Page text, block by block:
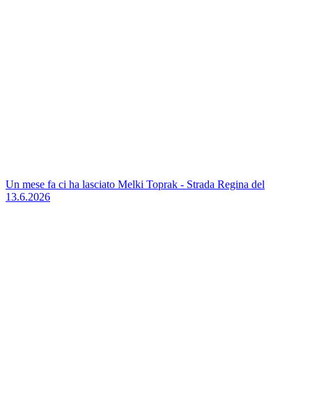
Un mese fa ci ha lasciato Melki Toprak - Strada Regina del
13.6.2026